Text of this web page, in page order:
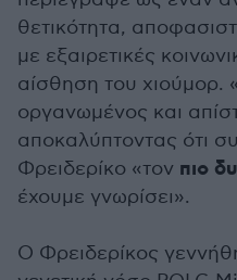
θετικότητα,
με εξαιρετικές
αίσθηση του χιούμορ.
οργανωμένος και
αποκαλύπτοντας ότι
Φρειδερίκο «τον πιο
έχουμε γνωρίσει».
Ο Φρειδερίκος